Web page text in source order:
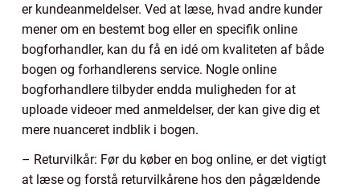
er kundeanmeldelser. Ved at læse, hvad andre kunder
mener om en bestemt bog eller en specifik online
bogforhandler, kan du få en idé om kvaliteten af både
bogen og forhandlerens service. Nogle online
bogforhandlere tilbyder endda muligheden for at
uploade videoer med anmeldelser, der kan give dig et
mere nuanceret indblik i bogen.
– Returvilkår: Før du køber en bog online, er det vigtigt
at læse og forstå returvilkårene hos den pågældende